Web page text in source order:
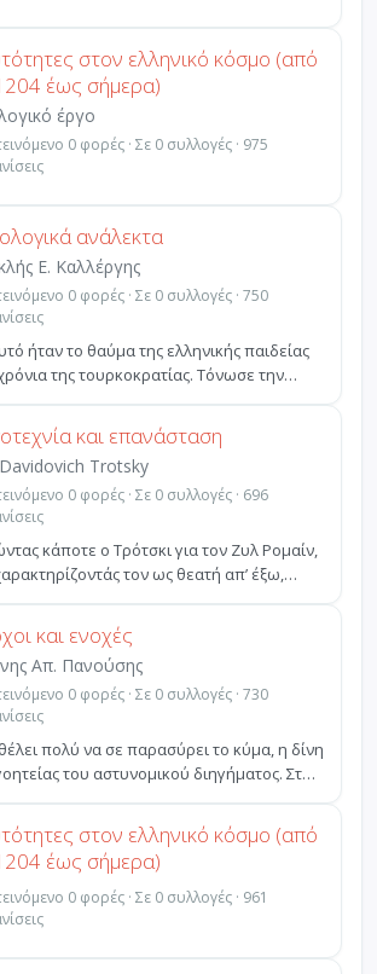
στον ελληνικό κόσμο (από
έως σήμερα)
έργο
0 φορές · Σε 0 συλλογές · 975
ανάλεκτα
Ε. Καλλέργης
0 φορές · Σε 0 συλλογές · 750
ήταν το θαύμα της ελληνικής παιδείας
της τουρκοκρατίας. Τόνωσε την
συνεί...
και επανάσταση
Trotsky
0 φορές · Σε 0 συλλογές · 696
κάποτε ο Τρότσκι για τον Ζυλ Ρομαίν,
τον ως θεατή απ’ έξω,
από απ...
και ενοχές
Απ. Πανούσης
0 φορές · Σε 0 συλλογές · 730
πολύ να σε παρασύρει το κύμα, η δίνη
του αστυνομικού διηγήματος. Στην
κρ...
στον ελληνικό κόσμο (από
έως σήμερα)
0 φορές · Σε 0 συλλογές · 961